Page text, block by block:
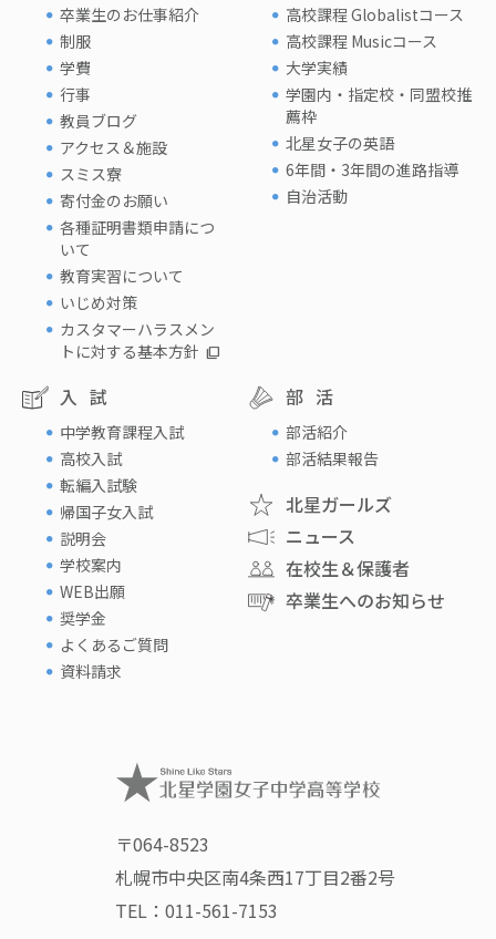
卒業生のお仕事紹介
制服
学費
行事
教員ブログ
アクセス＆施設
スミス寮
寄付金のお願い
各種証明書類申請につ
いて
教育実習について
いじめ対策
カスタマーハラスメン
トに対する基本方針
高校課程 Globalistコース
高校課程 Musicコース
大学実績
学園内・指定校・同盟校推
薦枠
北星女子の英語
6年間・3年間の進路指導
自治活動
入試
中学教育課程入試
高校入試
転編入試験
帰国子女入試
説明会
学校案内
WEB出願
奨学金
よくあるご質問
資料請求
部活
部活紹介
部活結果報告
北星ガールズ
ニュース
在校生＆保護者
卒業生へのお知らせ
〒064-8523
札幌市中央区南4条西17丁目2番2号
TEL： 011-561-7153